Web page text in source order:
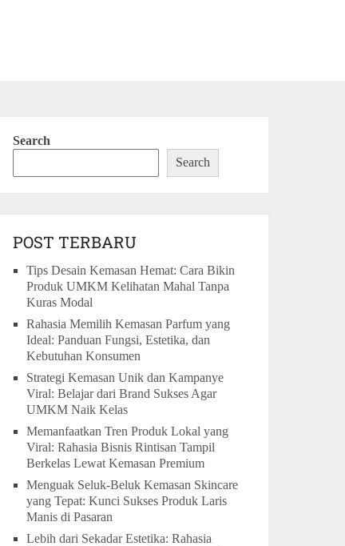
Search
Search
POST TERBARU
Tips Desain Kemasan Hemat: Cara Bikin
Produk UMKM Kelihatan Mahal Tanpa
Kuras Modal
Rahasia Memilih Kemasan Parfum yang
Ideal: Panduan Fungsi, Estetika, dan
Kebutuhan Konsumen
Strategi Kemasan Unik dan Kampanye
Viral: Belajar dari Brand Sukses Agar
UMKM Naik Kelas
Memanfaatkan Tren Produk Lokal yang
Viral: Rahasia Bisnis Rintisan Tampil
Berkelas Lewat Kemasan Premium
Menguak Seluk-Beluk Kemasan Skincare
yang Tepat: Kunci Sukses Produk Laris
Manis di Pasaran
Lebih dari Sekadar Estetika: Rahasia